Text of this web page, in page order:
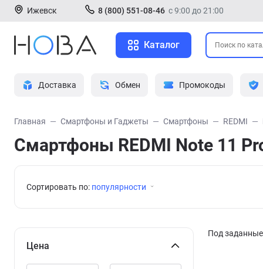
Ижевск 8 (800) 551-08-46 с 9:00 до 21:00
Каталог
Доставка Обмен Промокоды
Главная Смартфоны и Гаджеты Смартфоны REDMI
Смартфоны REDMI Note 11
Сортировать по: популярности
Цена
Под